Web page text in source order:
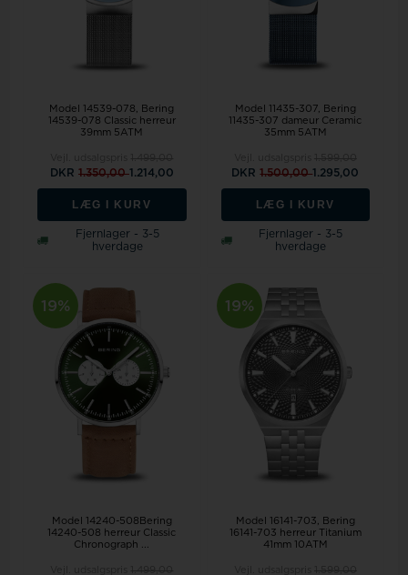
Model 14539-078
Bering
14539-078 Classic herreur
39mm 5ATM
DKR 1.350,001.214,00
LÆG I KURV
Fjernlager - 3-5
hverdage
Model 11435-307
Bering
11435-307 dameur Ceramic
35mm 5ATM
DKR1.500,001.295,00
LÆG I KURV
Fjernlager - 3-5
hverdage
19%
Model 14240-508Bering
14240-508 herreur Classic
Chronograph ...
19%
Model 16141-703
Bering
16141-703 herreur Titanium
41mm 10ATM